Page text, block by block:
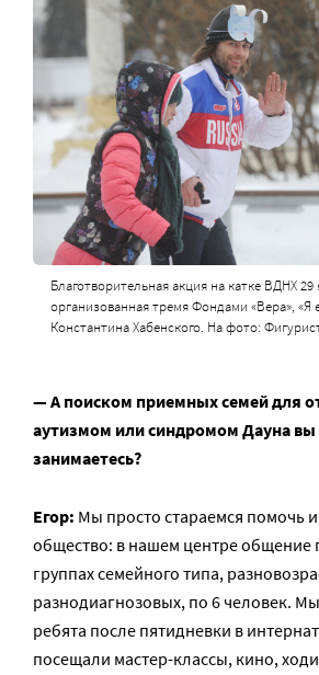
Благотворительная акция на катке ВДНХ 29
организованная тремя Фондами «Вера», «Я
Константина Хабенского. На фото:
— А поиском приемных семей для
аутизмом или синдромом Дауна
занимаетесь?
Егор: Мы просто стараемся помочь
общество: в нашем центре общение
группах семейного типа,
разнодиагнозовых, по 6 человек.
ребята после пятидневки в
посещали мастер-классы, кино,